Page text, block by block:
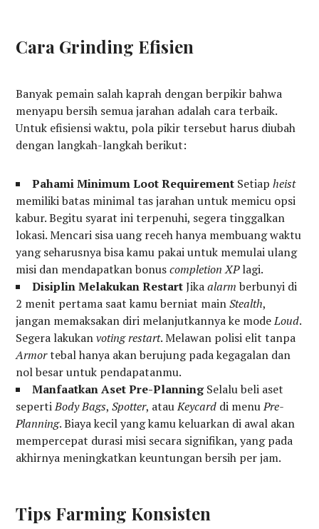
Cara Grinding Efisien
Banyak pemain salah kaprah dengan berpikir bahwa
menyapu bersih semua jarahan adalah cara terbaik.
Untuk efisiensi waktu, pola pikir tersebut harus diubah
dengan langkah-langkah berikut:
Pahami Minimum Loot Requirement Setiapheist
memiliki batas minimal tas jarahan untuk memicu opsi
kabur. Begitu syarat ini terpenuhi, segera tinggalkan
lokasi. Mencari sisa uang receh hanya membuang waktu
yang seharusnya bisa kamu pakai untuk memulai ulang
misi dan mendapatkan bonuscompletion XPlagi.
Disiplin Melakukan RestartJikaalarm berbunyi di
2 menit pertama saat kamu berniat mainStealth,
jangan memaksakan diri melanjutkannya ke modeLoud.
Segera lakukanvoting restart. Melawan polisi elit tanpa
Armortebal hanya akan berujung pada kegagalan dan
nol besar untuk pendapatanmu.
Manfaatkan Aset Pre-PlanningSelalu beli aset
sepertiBody Bags,Spotter, atauKeycard di menuPre-
Planning. Biaya kecil yang kamu keluarkan di awal akan
mempercepat durasi misi secara signifikan, yang pada
akhirnya meningkatkan keuntungan bersih per jam.
Tips Farming Konsisten